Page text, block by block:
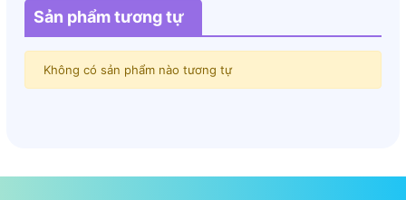
Sản phẩm tương tự
Không có sản phẩm nào tương tự